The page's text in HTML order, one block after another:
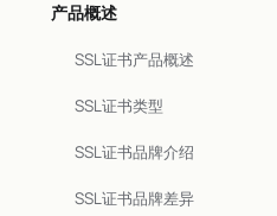
产品概述
SSL证书产品概述
SSL证书类型
SSL证书品牌介绍
SSL证书品牌差异